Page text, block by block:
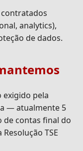
contratados
analytics),
de dados.
exigido pela
— atualmente 5
de contas final do
TSE